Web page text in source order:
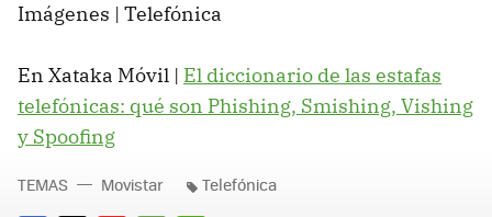
Imágenes | Telefónica
En Xataka Móvil | El diccionario de las estafas
telefónicas: qué son Phishing, Smishing, Vishing
y Spoofing
TEMAS Movistar Telefónica